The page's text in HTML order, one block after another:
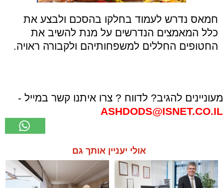
חמאס נדרש לעמוד בחלקו בהסכם ולבצע את
כלל המאמצים הנדרשים על מנת להשיב את
החטופים החללים למשפחותיהם ולקבורה ראויה.
מעוניינים להגיב? לדווח ? צרו איתנו קשר במייל -
ASHDODS@ISNET.CO.IL
אולי יעניין אותך גם